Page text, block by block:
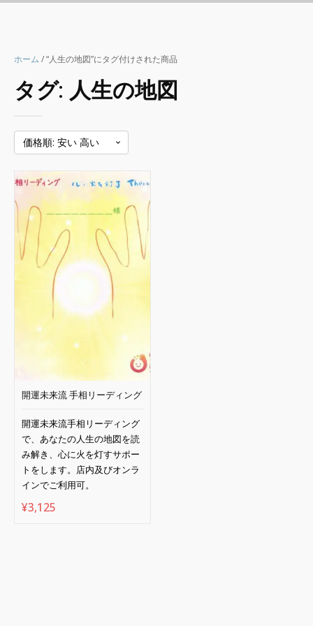
ホーム / “人生の地図”にタグ付けされた商品
タグ: 人生の地図
開運未来流 手相リーディング
開運未来流手相リーディング
で、あなたの人生の地図を読
み解き、心に火を灯すサポー
トをします。店内及びオンラ
インでご利用可。
¥3,125